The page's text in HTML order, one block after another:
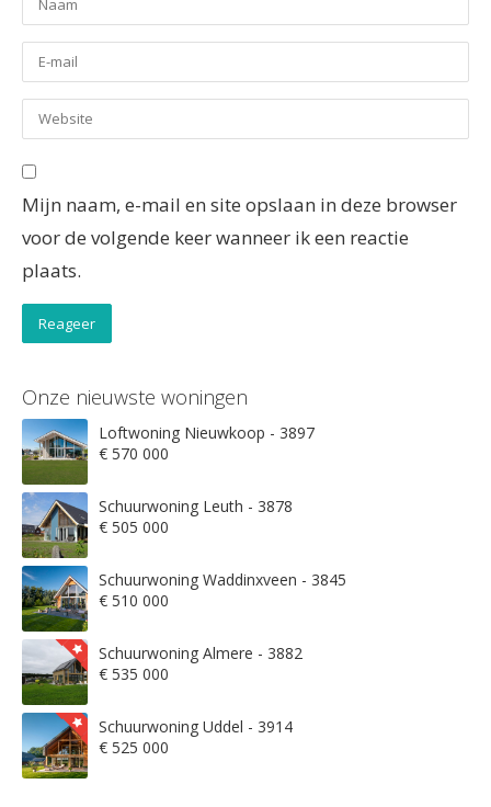
Mijn naam, e-mail en site opslaan in deze browser
voor de volgende keer wanneer ik een reactie
plaats.
Onze nieuwste woningen
Loftwoning Nieuwkoop - 3897
€ 570 000
Schuurwoning Leuth - 3878
€ 505 000
Schuurwoning Waddinxveen - 3845
€ 510 000
Schuurwoning Almere - 3882
€ 535 000
Schuurwoning Uddel - 3914
€ 525 000